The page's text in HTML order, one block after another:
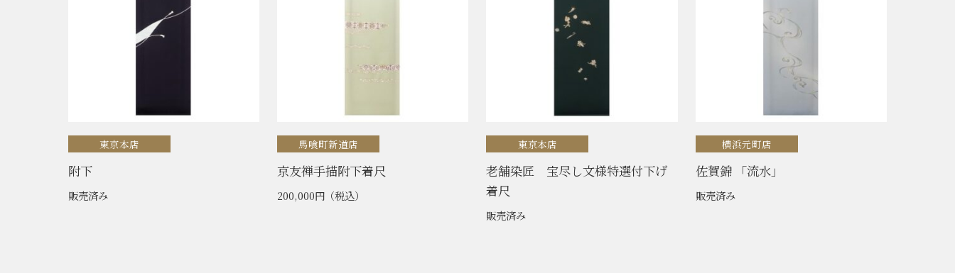
東京本店
附下
販売済み
馬喰町新道店
京友禅手描附下着尺
200,000円 （税込）
東京本店
老舗染匠 宝尽し文様特選付下げ
着尺
販売済み
横浜元町店
佐賀錦 「流水」
販売済み